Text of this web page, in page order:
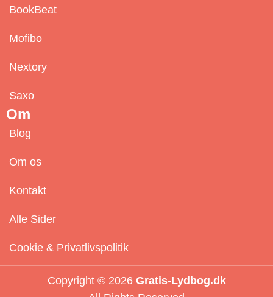
Om
Blog
Om os
Kontakt
Alle Sider
Cookie & Privatlivspolitik
BookBeat
Mofibo
Nextory
Saxo
Copyright © 2026 Gratis-Lydbog.dk